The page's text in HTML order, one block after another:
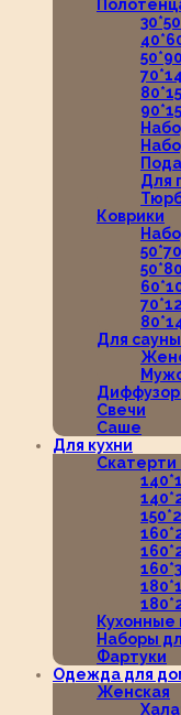
Для
Коврики
Для сауны
Свечи
Саше
Для кухни
Скатерти
Наборы
Фартуки
Одежда для
Женская